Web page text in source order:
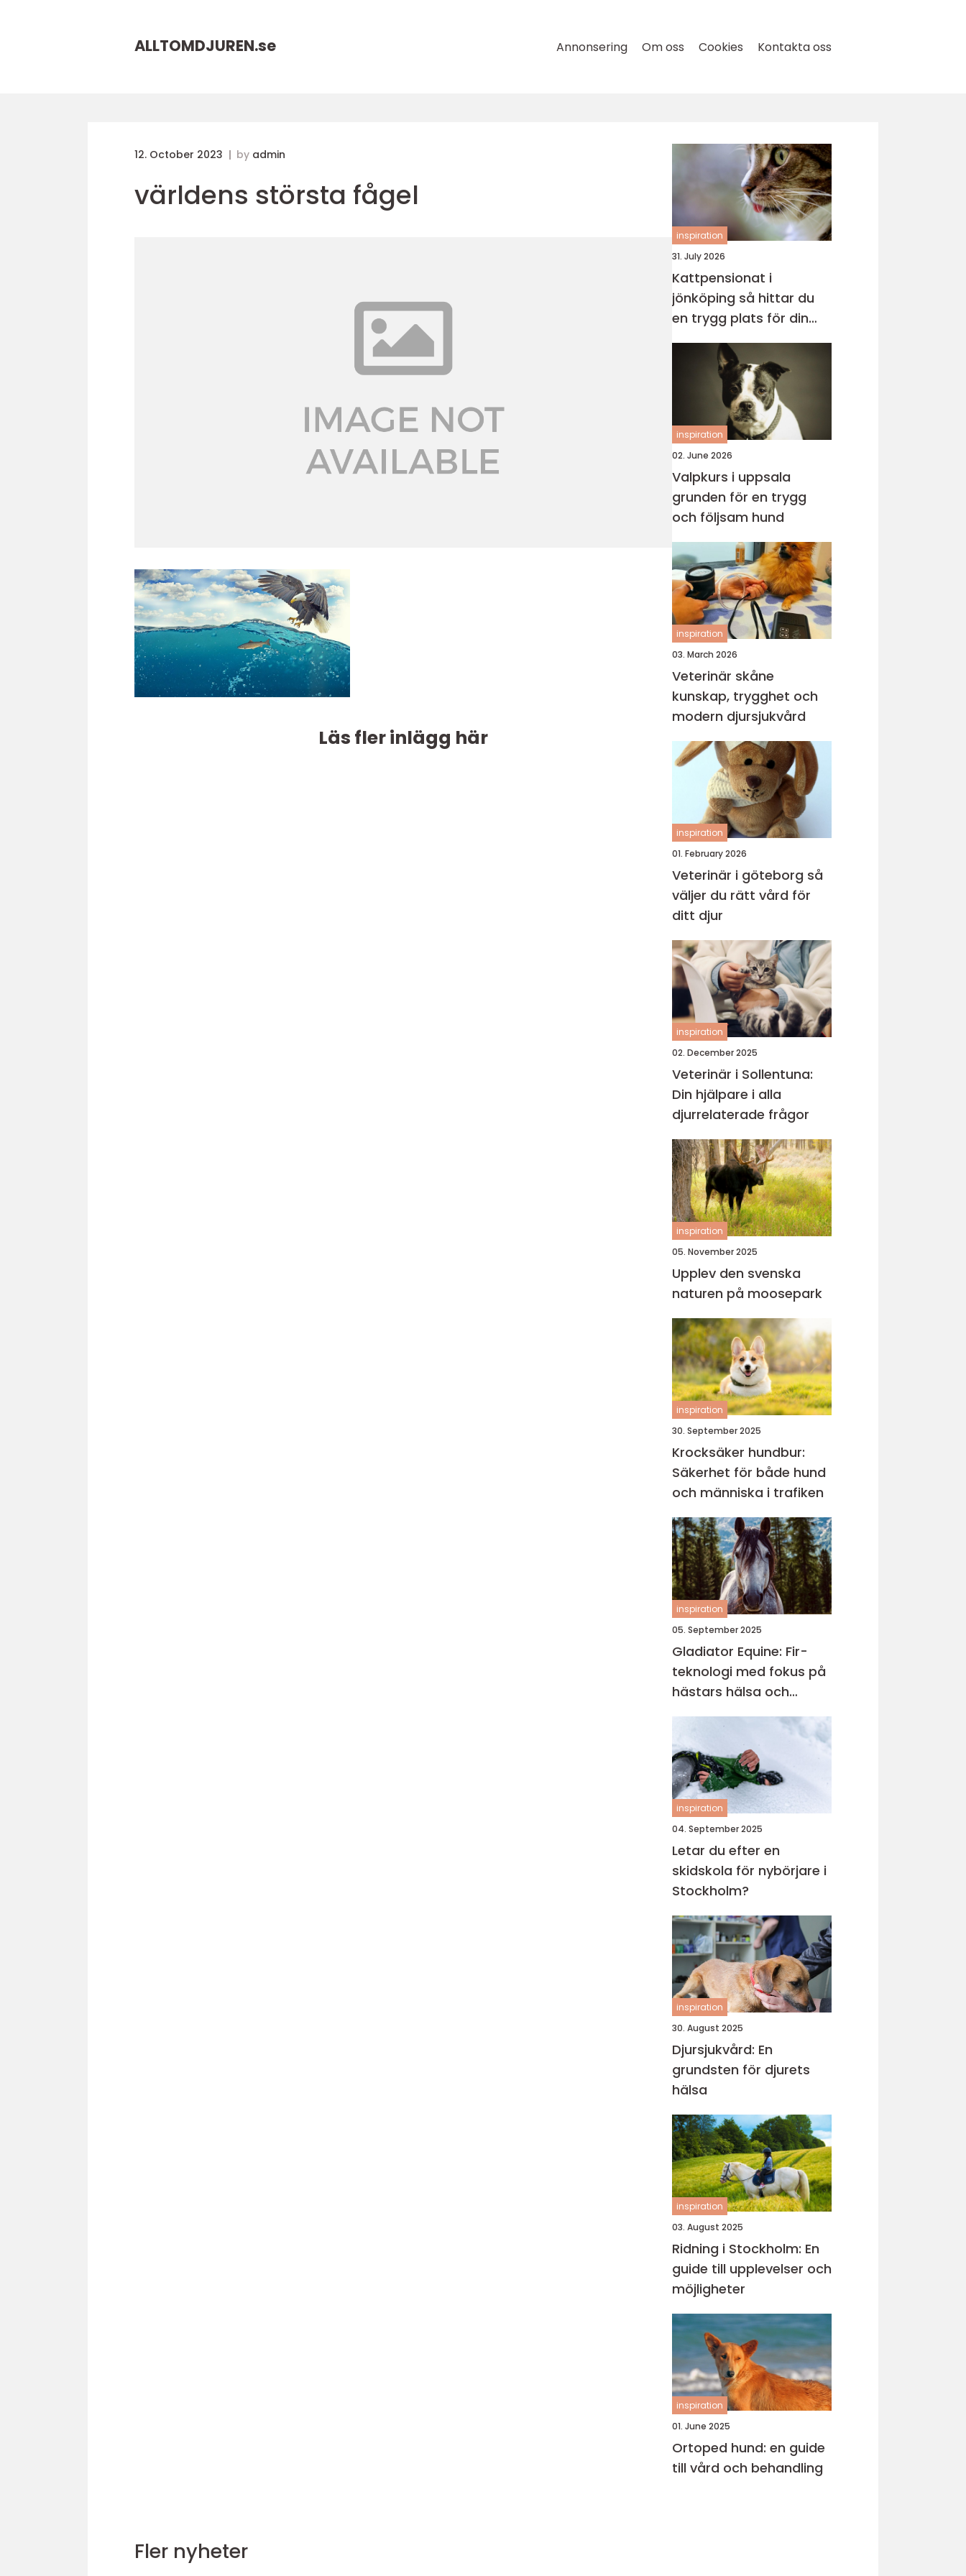
ALLTOMDJUREN.se Annonsering Om oss Cookies Kontakta oss
12. October 2023 by admin
världens största fågel
Läs fler inlägg här
inspiration
31. July 2026
Kattpensionat i
jönköping så hittar du
en trygg plats för din
katt
inspiration
02. June 2026
Valpkurs i uppsala
grunden för en trygg
och följsam hund
inspiration
03. March 2026
Veterinär skåne
kunskap, trygghet och
modern djursjukvård
inspiration
01. February 2026
Veterinär i göteborg så
väljer du rätt vård för
ditt djur
inspiration
02. December 2025
Veterinär i Sollentuna:
Din hjälpare i alla
djurrelaterade frågor
inspiration
05. November 2025
Upplev den svenska
naturen på moosepark
inspiration
30. September 2025
Krocksäker hundbur:
Säkerhet för både hund
och människa i trafiken
inspiration
05. September 2025
Gladiator Equine: Fir-
teknologi med fokus på
hästars hälsa och
välbefinnande
inspiration
04. September 2025
Letar du efter en
skidskola för nybörjare i
Stockholm?
inspiration
30. August 2025
Djursjukvård: En
grundsten för djurets
hälsa
inspiration
03. August 2025
Ridning i Stockholm: En
guide till upplevelser och
möjligheter
inspiration
01. June 2025
Ortoped hund: en guide
till vård och behandling
Fler nyheter